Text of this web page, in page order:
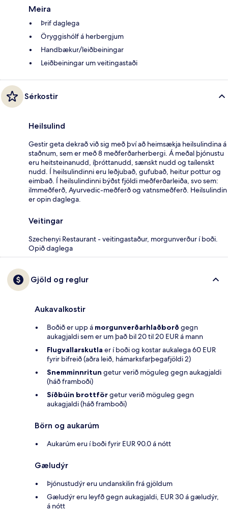
Meira
Þrif daglega
Öryggishólf á herbergjum
Handbækur/leiðbeiningar
Leiðbeiningar um veitingastaði
Sérkostir
Heilsulind
Gestir geta dekrað við sig með því að heimsækja heilsulindina á
staðnum, sem er með 8 meðferðarherbergi. Á meðal þjónustu
eru heitsteinanudd, íþróttanudd, sænskt nudd og taílenskt
nudd. Í heilsulindinni eru leðjubað, gufubað, heitur pottur og
eimbað. Í heilsulindinni býðst fjöldi meðferðarleiða, svo sem:
ilmmeðferð, Ayurvedic-meðferð og vatnsmeðferð. Heilsulindin
er opin daglega.
Veitingar
Szechenyi Restaurant - veitingastaður, morgunverður í boði.
Opið daglega
Gjöld og reglur
Aukavalkostir
Boðið er upp á morgunverðarhlaðborð gegn
aukagjaldi sem er um það bil 20 til 20 EUR á mann
Flugvallarskutla er í boði og kostar aukalega 60 EUR
fyrir bifreið (aðra leið, hámarksfarþegafjöldi 2)
Snemminnritun getur verið möguleg gegn aukagjaldi
(háð framboði)
Síðbúin brottförgetur verið möguleg gegn
aukagjaldi (háð framboði)
Börn og aukarúm
Aukarúm eru í boði fyrir EUR 90.0 á nótt
Gæludýr
Þjónustudýr eru undanskilin frá gjöldum
Gæludýr eru leyfð gegn aukagjaldi, EUR 30 á gæludýr,
á nótt